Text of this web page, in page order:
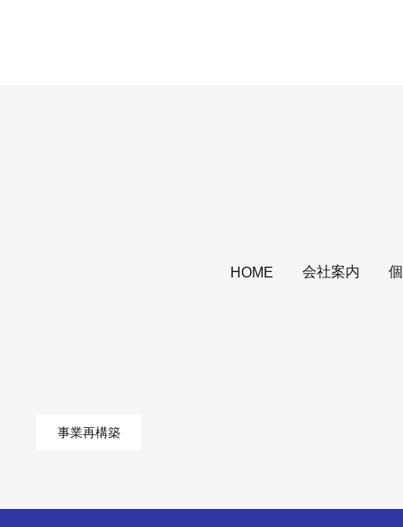
HOME 会社案内
事業再構築